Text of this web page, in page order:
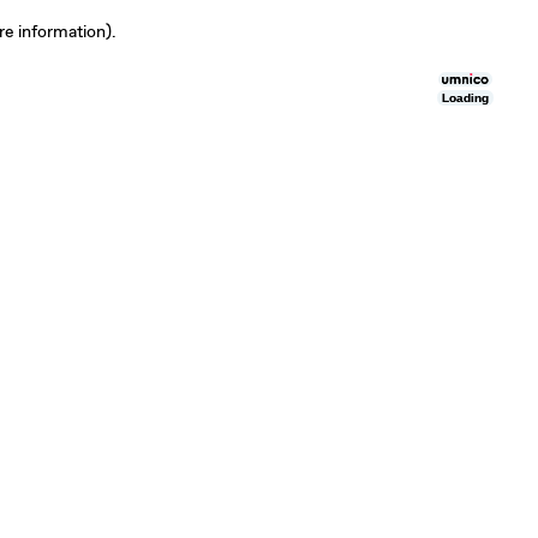
Loading
information).
Loading